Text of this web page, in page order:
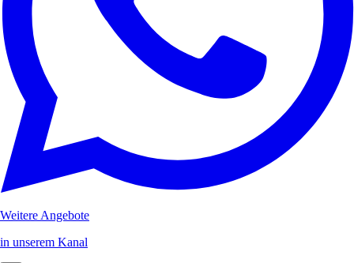
Weitere Angebote
in unserem Kanal